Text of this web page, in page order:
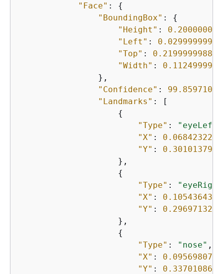
"Face" : {
"BoundingBox" : {
"Height" :
"Left" :
"Top" :
"Width" :
                },
"Confidence" :
"Landmarks" : [
{
"Type" : "eyeLeft"
"X" :
"Y" :
                    },
{
"Type" :
"X" :
"Y" :
                    },
{
"Type" : "nose" ,
"X" :
"Y" :